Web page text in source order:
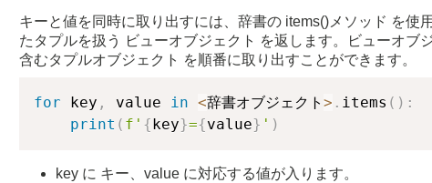
キーと値を同時に取り出すには、辞書の items()メソッド を使
たタプルを扱う ビューオブジェクト を返します。ビューオブ
含むタプルオブジェクト を順番に取り出すことができます。
for key , value in <辞書オブジェクト > . items ( ) :
print ( f' { key}={value} ' )
key に キー、value に対応する値が入ります。